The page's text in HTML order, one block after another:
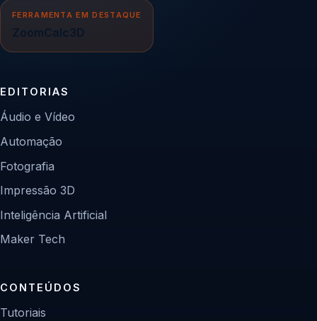
FERRAMENTA EM DESTAQUE
ZoomCalc3D
EDITORIAS
Áudio e Vídeo
Automação
Fotografia
Impressão 3D
Inteligência Artificial
Maker Tech
CONTEÚDOS
Tutoriais